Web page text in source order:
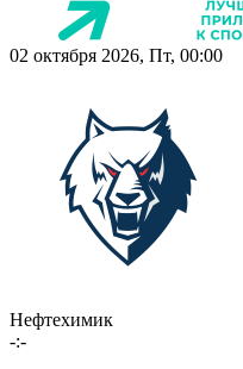
02 октября 2026, Пт, 00:00
Нефтехимик
-:-